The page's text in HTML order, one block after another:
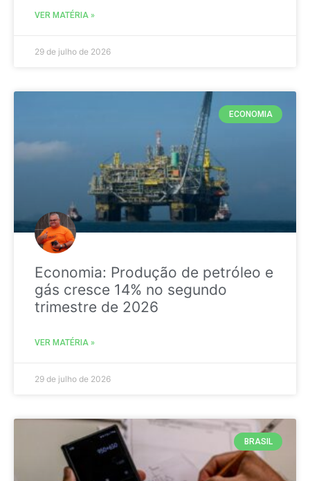
VER MATÉRIA »
29 de julho de 2026
ECONOMIA
Economia: Produção de petróleo e
gás cresce 14% no segundo
trimestre de 2026
VER MATÉRIA »
29 de julho de 2026
BRASIL